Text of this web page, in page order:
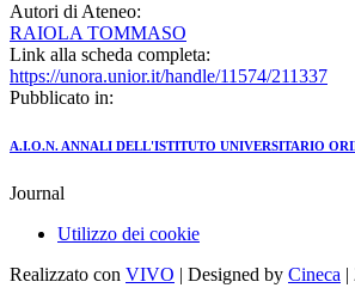
Autori di Ateneo:
RAIOLA TOMMASO
Link alla scheda completa:
https://unora.unior.it/handle/11574/211337
Pubblicato in:
A.I.O.N. ANNALI DELL'ISTITUTO UNIVERSITARIO
Journal
Utilizzo dei cookie
Realizzato con VIVO | Designed by Cineca |